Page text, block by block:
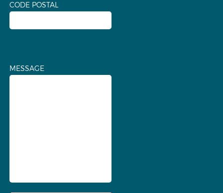
CODE POSTAL
MESSAGE